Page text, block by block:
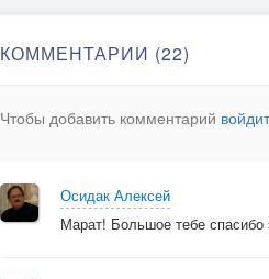
Эта песня не военная,
И аортою, и венами
Миллиард им вслед
И не вздумают насчёт
КОММЕНТАРИИ (22)
Чтобы добавить комментарий
Осидак Алексей
Марат! Большое тебе спасибо